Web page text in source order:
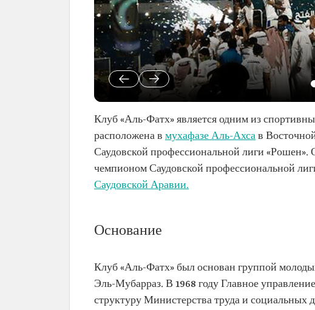
Клуб «Аль-Фатх» является одним из
расположена в мухафазе Аль-Ахсав
Саудовской профессиональной лиги «Рошен».
чемпионом Саудовской профессиональной
Саудовской Аравии.
Основание
Клуб «Аль-Фатх» был основан группой
Эль-Мубарраз. В 1968 году Главное
структуру Министерства труда и социальных